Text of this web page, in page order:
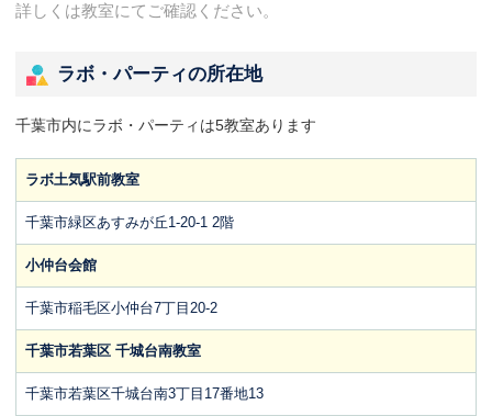
詳しくは教室にてご確認ください。
ラボ・パーティの所在地
千葉市内にラボ・パーティは5教室あります
ラボ土気駅前教室
千葉市緑区あすみが丘1-20-1 2階
小仲台会館
千葉市稲毛区小仲台7丁目20-2
千葉市若葉区 千城台南教室
千葉市若葉区千城台南3丁目17番地13